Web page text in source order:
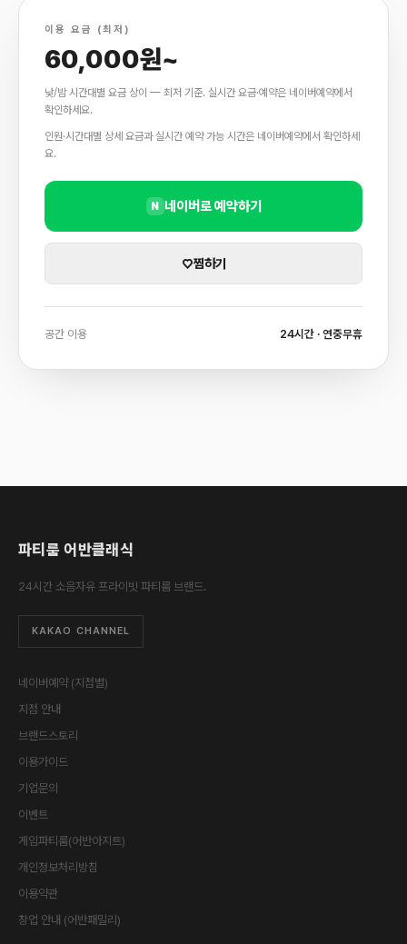
이용 요금 (최저)
60,000원~
낮/밤 시간대별 요금 상이 — 최저 기준. 실시간 요금·예약은 네이버예약에서
확인하세요.
인원·시간대별 상세 요금과 실시간 예약 가능 시간은 네이버예약에서 확인하세
요.
N 네이버로 예약하기
♡찜하기
공간 이용 24시간 · 연중무휴
파티룸 어반클래식
24시간 소음자유 프라이빗 파티룸 브랜드.
KAKAO CHANNEL
네이버예약 (지점별)
지점 안내
브랜드스토리
이용가이드
기업문의
이벤트
게임파티룸(어반아지트)
개인정보처리방침
이용약관
창업 안내 (어반패밀리)